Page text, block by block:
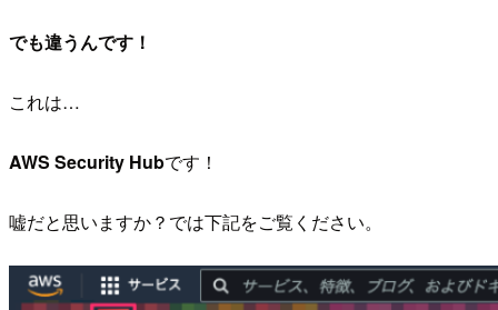
でも違うんです！
これは…
AWS Security Hubです！
嘘だと思いますか？では下記をご覧ください。